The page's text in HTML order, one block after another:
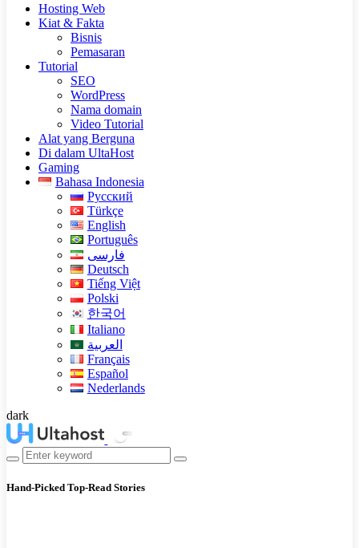
Hosting Web
Kiat & Fakta
Bisnis
Pemasaran
Tutorial
SEO
WordPress
Nama domain
Video Tutorial
Alat yang Berguna
Di dalam UltaHost
Gaming
Bahasa Indonesia
Русский
Türkçe
English
Português
فارسی
Deutsch
Tiếng Việt
Polski
한국어
Italiano
العربية
Français
Español
Nederlands
dark
Hand-Picked Top-Read Stories